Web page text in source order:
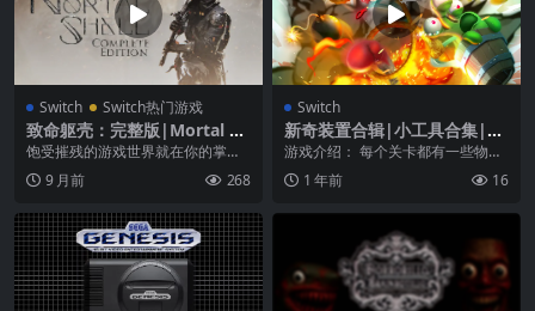
Switch Switch热门游戏
致命躯壳：完整版|Mortal Sh
ell: Complete Edition中文
饱受摧残的游戏世界就在你的掌心
《致命躯壳》完整版首次融入了所
有可下载内容和内容...
9 月前 268
Switch
新奇装置合辑|小工具合集|Co
ntraptions Collection中文
游戏介绍： 每个关卡都有一些物体
和怪物…… 目标是消除该...
1 年前 16